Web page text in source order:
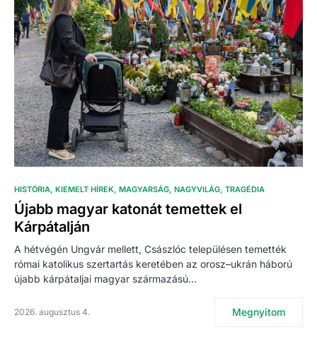
HISTÓRIA KIEMELT HÍREK MAGYARSÁG NAGYVILÁG TRAGÉDIA
Újabb magyar katonát temettek el
Kárpátalján
A hétvégén Ungvár mellett, Császlóc településen temették
római katolikus szertartás keretében az orosz–ukrán háború
újabb kárpátaljai magyar származású…
2026. augusztus 4. Megnyitom